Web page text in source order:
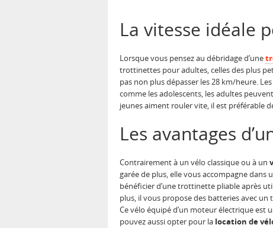
La vitesse idéale
Lorsque vous pensez au débridage d’une
trottinettes pour adultes, celles des plus
pas non plus dépasser les 28 km/heure.
comme les adolescents, les adultes
jeunes aiment rouler vite, il est préférable
Les avantages
Contrairement à un vélo classique ou à un
garée de plus, elle vous accompagne
bénéficier d’une trottinette pliable après
plus, il vous propose des batteries avec un
Ce vélo équipé d’un moteur électrique est
pouvez aussi opter pour la location de